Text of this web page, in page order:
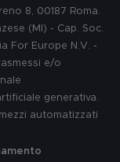
8, 00187 Roma.
(MI) - Cap. Soc.
For Europe N.V. -
e/o
generativa.
automatizzati